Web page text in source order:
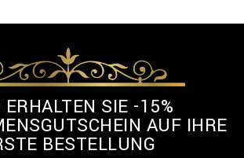
ERHALTEN SIE -15%
AUF IHRE
BESTELLUNG